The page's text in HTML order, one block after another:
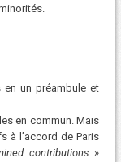
un préambule et
en commun. Mais
à l’accord de Paris
contributions »